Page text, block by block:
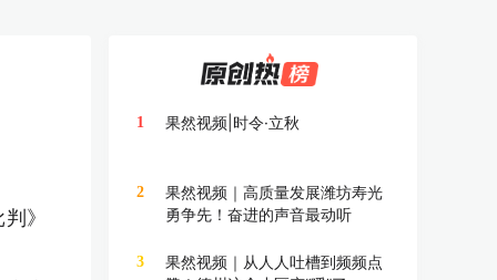
》
1 果然视频|时令·立秋
2
果然视频｜高质量发展潍坊寿光
勇争先！奋进的声音最动听
3
果然视频｜从人人吐槽到频频点